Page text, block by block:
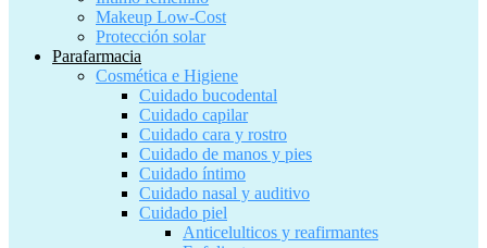
Makeup Low-Cost
Protección solar
Parafarmacia
Cosmética e Higiene
Cuidado bucodental
Cuidado capilar
Cuidado cara y rostro
Cuidado de manos y pies
Cuidado íntimo
Cuidado nasal y auditivo
Cuidado piel
Anticelulticos y reafirmantes